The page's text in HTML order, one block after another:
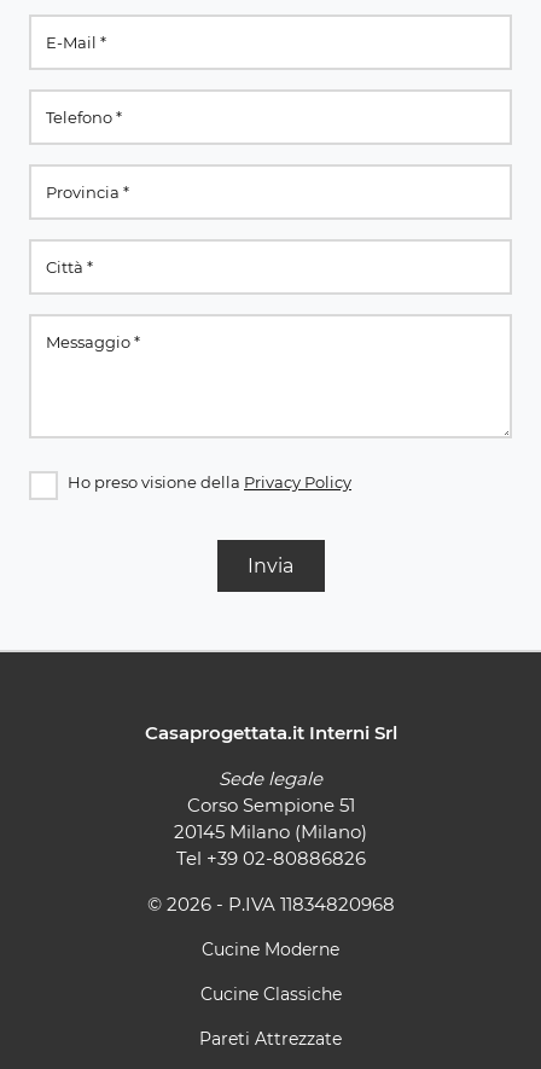
Ho preso visione della Privacy Policy
Invia
Casaprogettata.it Interni Srl
Sede legale
Corso Sempione 51
20145 Milano (Milano)
Tel +39 02-80886826
© 2026 - P.IVA 11834820968
Cucine Moderne
Cucine Classiche
Pareti Attrezzate